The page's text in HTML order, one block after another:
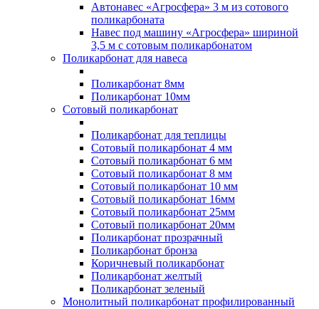
Автонавес «Агросфера» 3 м из сотового
поликарбоната
Навес под машину «Агросфера» шириной
3,5 м с сотовым поликарбонатом
Поликарбонат для навеса
Поликарбонат 8мм
Поликарбонат 10мм
Сотовый поликарбонат
Поликарбонат для теплицы
Сотовый поликарбонат 4 мм
Сотовый поликарбонат 6 мм
Сотовый поликарбонат 8 мм
Сотовый поликарбонат 10 мм
Сотовый поликарбонат 16мм
Сотовый поликарбонат 25мм
Сотовый поликарбонат 20мм
Поликарбонат прозрачный
Поликарбонат бронза
Коричневый поликарбонат
Поликарбонат желтый
Поликарбонат зеленый
Монолитный поликарбонат профилированный